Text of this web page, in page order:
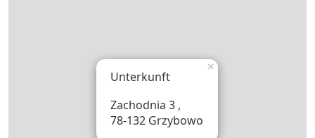
Unterkunft
Zachodnia 3 ,
78-132 Grzybowo
×